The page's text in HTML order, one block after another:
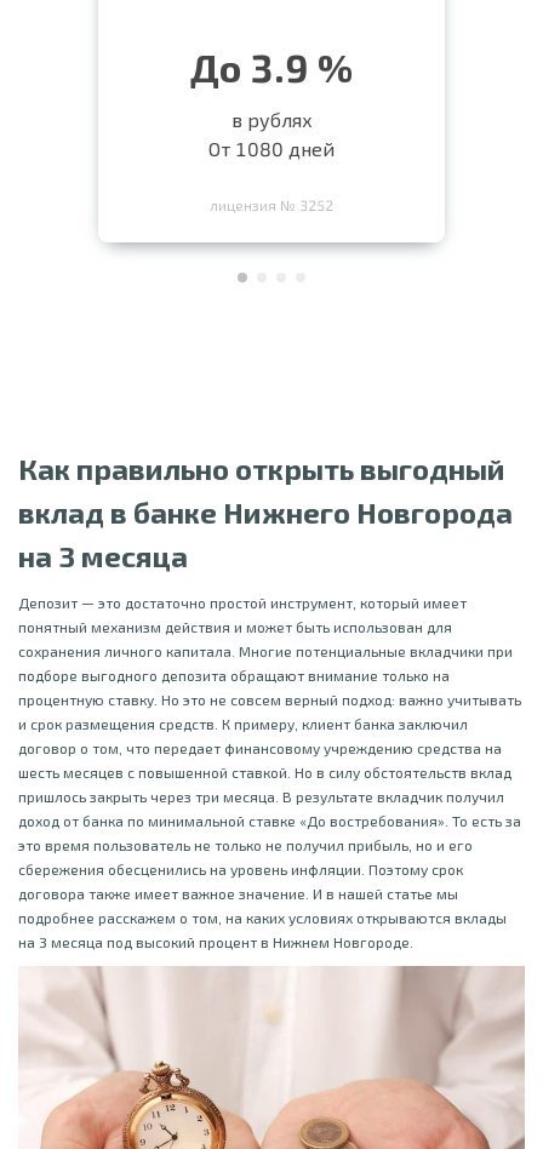
До 3.9 %
в рублях
От 1080 дней
лицензия № 3252
Как правильно открыть выгодный
вклад в банке Нижнего Новгорода
на 3 месяца
Депозит — это достаточно простой инструмент, который имеет
понятный механизм действия и может быть использован для
сохранения личного капитала. Многие потенциальные вкладчики при
подборе выгодного депозита обращают внимание только на
процентную ставку. Но это не совсем верный подход: важно учитывать
и срок размещения средств. К примеру, клиент банка заключил
договор о том, что передает финансовому учреждению средства на
шесть месяцев с повышенной ставкой. Но в силу обстоятельств вклад
пришлось закрыть через три месяца. В результате вкладчик получил
доход от банка по минимальной ставке «До востребования». То есть за
это время пользователь не только не получил прибыль, но и его
сбережения обесценились на уровень инфляции. Поэтому срок
договора также имеет важное значение. И в нашей статье мы
подробнее расскажем о том, на каких условиях открываются вклады
на 3 месяца под высокий процент в Нижнем Новгороде.